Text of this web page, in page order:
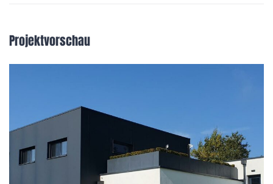
Projektvorschau